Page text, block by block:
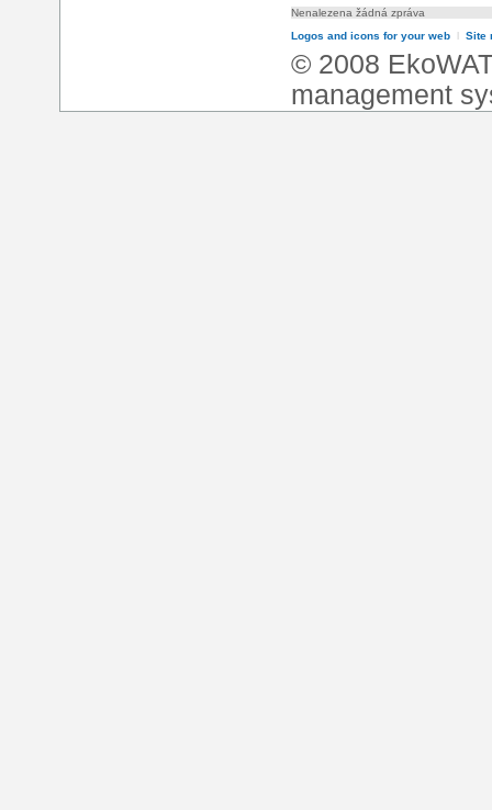
Nenalezena žádná zpráva
Logos and icons for your web l Site
© 2008
management